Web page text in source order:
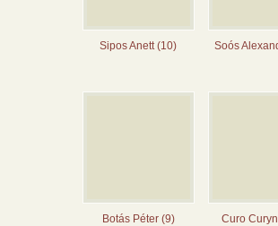
Sipos Anett (10) Soós
Botás Péter (9) Curo